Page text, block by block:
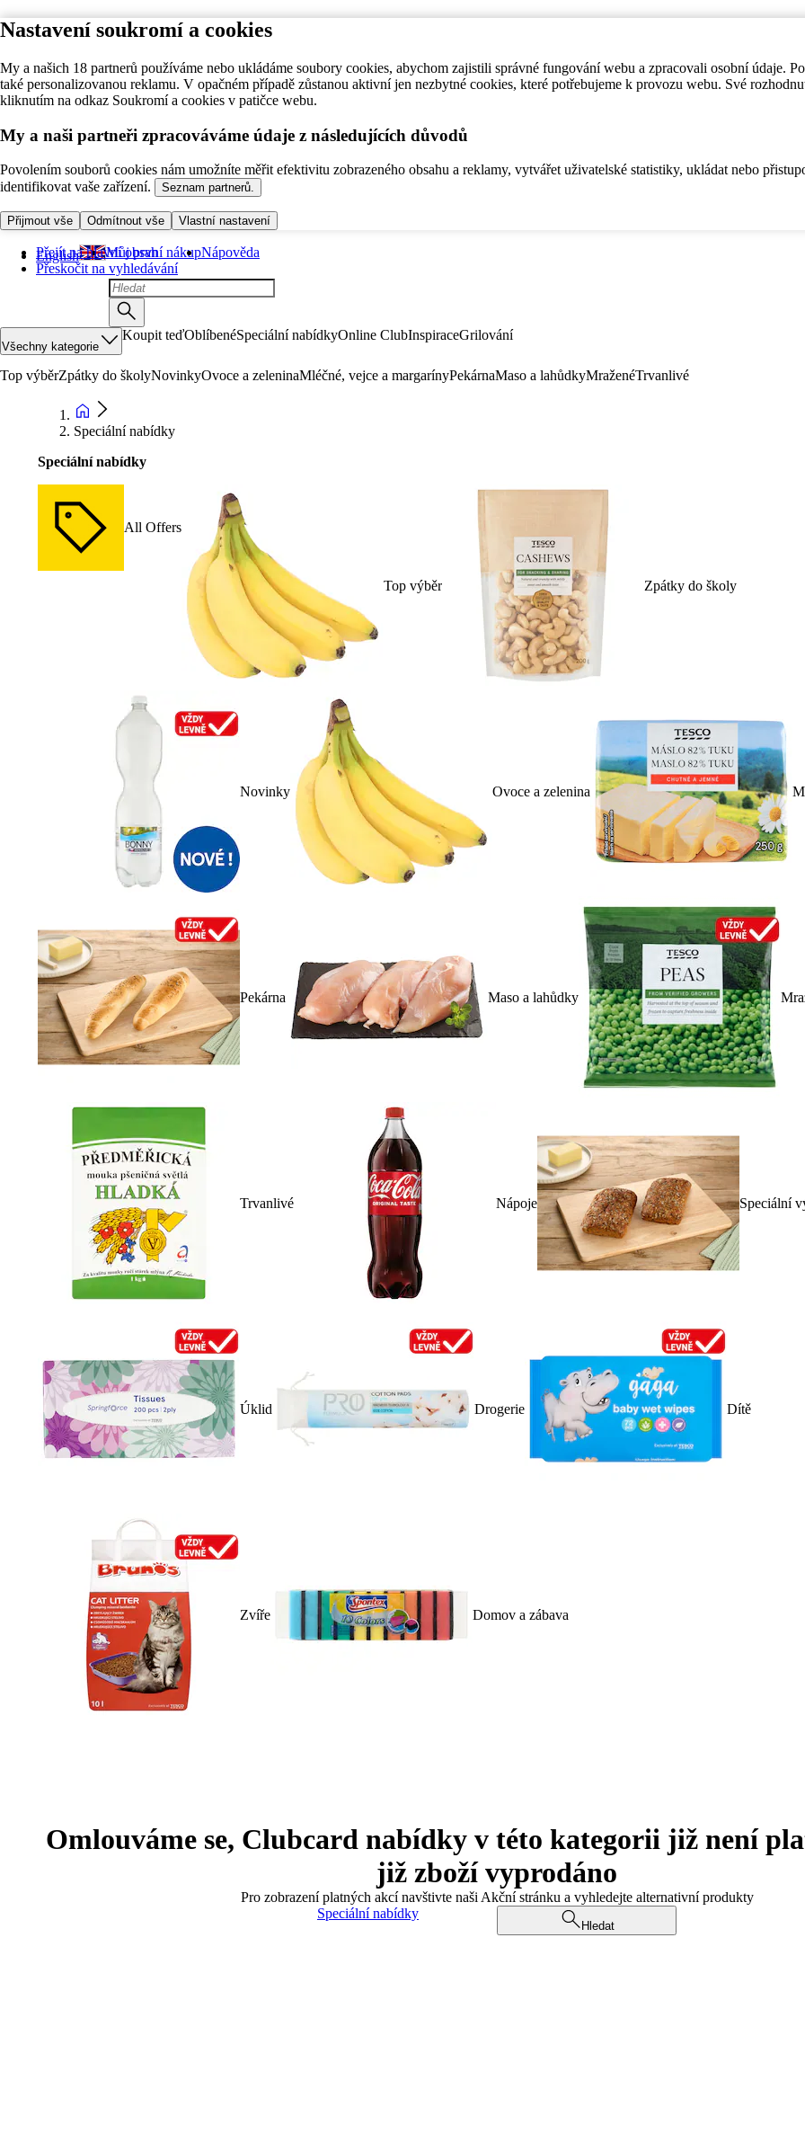
Nastavení soukromí a cookies
My a našich 18 partnerů používáme nebo ukládáme soubory cookies, abychom zajistili správné fungování webu a zpracovali osobní údaje.
také personalizovanou reklamu. V opačném případě zůstanou aktivní jen nezbytné cookies, které potřebujeme k provozu webu. Své
kliknutím na odkaz Soukromí a cookies v patičce webu.
My a naši partneři zpracováváme údaje z následujících důvodů
Povolením souborů cookies nám umožníte měřit efektivitu zobrazeného obsahu a reklamy, vytvářet uživatelské statistiky, ukládat nebo
identifikovat vaše zařízení.
Seznam partnerů.
Přijmout vše Odmítnout vše Vlastní nastavení
Přejít na hlavní obsah
Přeskočit na vyhledávání
English Můj první nákupNápověda
Všechny kategorie
Koupit teďOblíbenéSpeciální nabídkyOnline ClubInspiraceGrilování
Top výběrZpátky do školyNovinkyOvoce a zeleninaMléčné, vejce a margarínyPekárnaMaso a lahůdkyMraženéTrvanlivé
Speciální nabídky
Speciální nabídky
All Offers
Top výběr Zpátky do školy
Novinky Ovoce a zelenina
Pekárna Maso a lahůdky
Trvanlivé Nápoje Speciální
Úklid Drogerie Dítě
Zvíře Domov a zábava
Omlouváme se, Clubcard nabídky v této kategorii již není
již zboží vyprodáno
Pro zobrazení platných akcí navštivte naši Akční stránku a vyhledejte alternativní produkty
Speciální nabídky
Hledat